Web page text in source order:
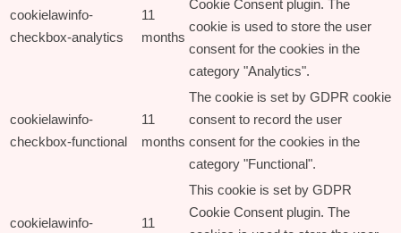
cookielawinfo-
checkbox-analytics
11
months
Cookie Consent plugin. The
cookie is used to store the user
consent for the cookies in the
category "Analytics".
cookielawinfo-
checkbox-functional
11
months
The cookie is set by GDPR cookie
consent to record the user
consent for the cookies in the
category "Functional".
cookielawinfo-
11
This cookie is set by GDPR
Cookie Consent plugin. The